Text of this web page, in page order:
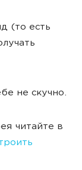
(то есть
не скучно.
читайте в